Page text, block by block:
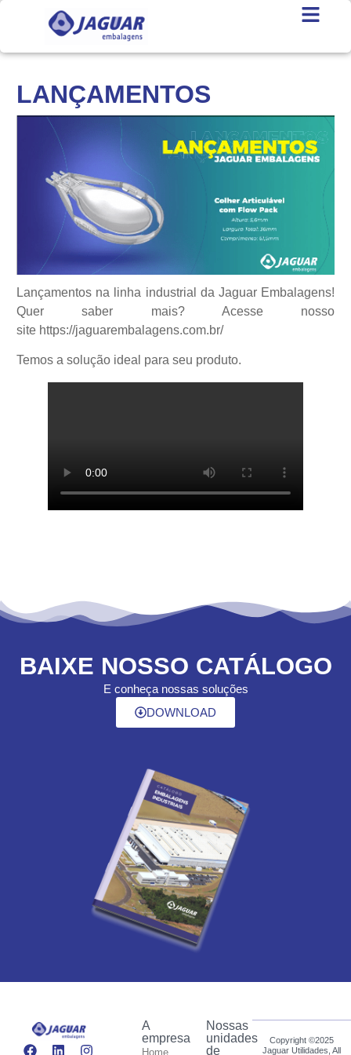
LANÇAMENTOS
Lançamentos na linha industrial da Jaguar Embalagens!
Quer saber mais? Acesse nosso
site https://jaguarembalagens.com.br/
Temos a solução ideal para seu produto.
BAIXE NOSSO CATÁLOGO
E conheça nossas soluções
DOWNLOAD
A
empresa
Home
Nossas
unidades
de
Copyright ©2025
Jaguar Utilidades, All